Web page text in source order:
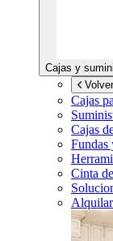
Cajas y
Cajas
Cajas
Fundas
Cinta
Alquilar